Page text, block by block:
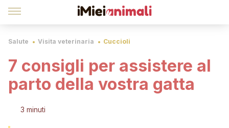
Salute Visita veterinaria Cuccioli
7 consigli per assistere al
parto della vostra gatta
3 minuti